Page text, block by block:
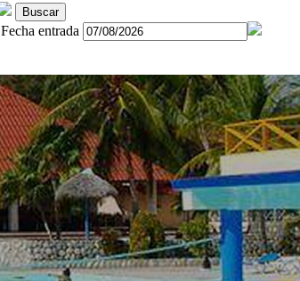
Buscar
Fecha entrada